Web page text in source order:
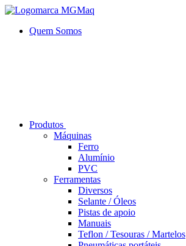
Quem Somos
Produtos
Máquinas
Ferro
Alumí­nio
PVC
Ferramentas
Diversos
Selante / Óleos
Pistas de apoio
Manuais
Teflon / Tesouras / Martelos